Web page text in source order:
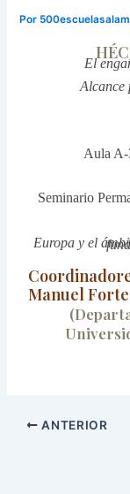
Por
El
Alcance
Aula
Seminario
Europa y
Manuel
ANTERIOR